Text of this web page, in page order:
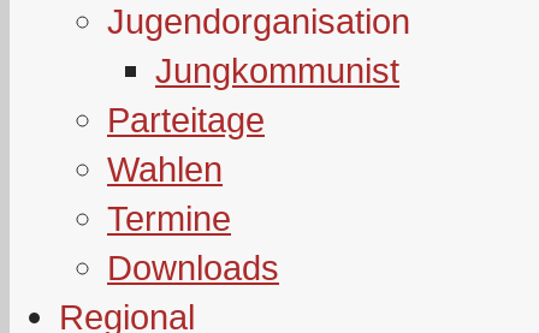
Jugendorganisation
Jungkommunist
Parteitage
Wahlen
Termine
Downloads
Regional